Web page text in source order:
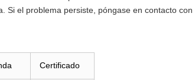
el problema persiste, póngase en contacto
Certificado